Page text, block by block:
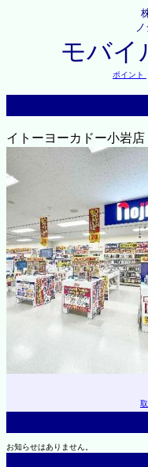
モバイ
ポイント
イトーヨーカドー小岩店
お知らせはありません。